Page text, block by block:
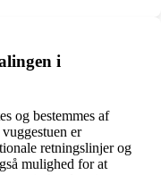
i
og bestemmes af
er
retningslinjer og
mulighed for at